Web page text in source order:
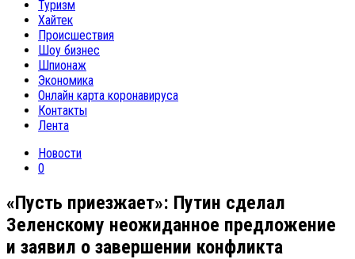
Туризм
Хайтек
Происшествия
Шоу бизнес
Шпионаж
Экономика
Онлайн карта коронавируса
Контакты
Лента
Новости
0
«Пусть приезжает»: Путин сделал
Зеленскому неожиданное предложение
и заявил о завершении конфликта